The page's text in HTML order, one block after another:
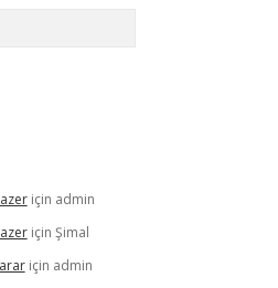
için admin
için Şimal
için admin